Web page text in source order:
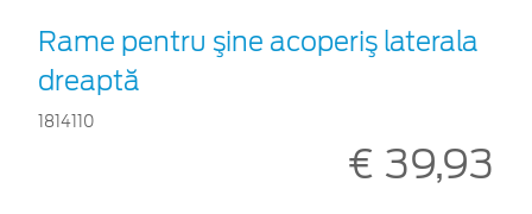
Rame pentru şine acoperiş laterala
dreaptă
1814110
€ 39,93